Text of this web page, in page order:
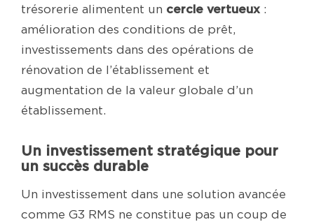
trésorerie alimentent un cercle vertueux :
amélioration des conditions de prêt,
investissements dans des opérations de
rénovation de l’établissement et
augmentation de la valeur globale d’un
établissement.
Un investissement stratégique pour
un succès durable
Un investissement dans une solution avancée
comme G3 RMS ne constitue pas un coup de